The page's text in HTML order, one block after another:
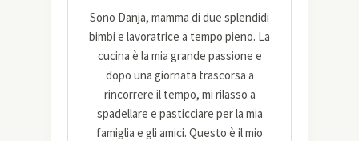
Sono Danja, mamma di due splendidi
bimbi e lavoratrice a tempo pieno. La
cucina è la mia grande passione e
dopo una giornata trascorsa a
rincorrere il tempo, mi rilasso a
spadellare e pasticciare per la mia
famiglia e gli amici. Questo è il mio